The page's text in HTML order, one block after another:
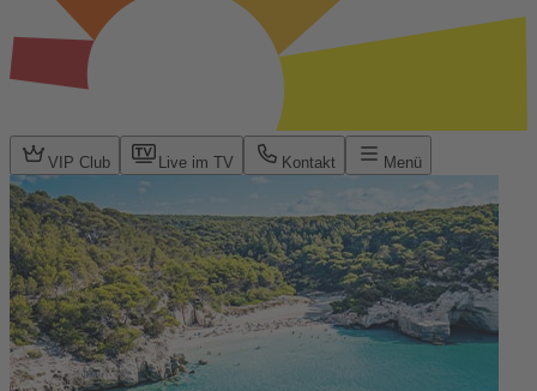
VIP Club Live im TV Kontakt Menü